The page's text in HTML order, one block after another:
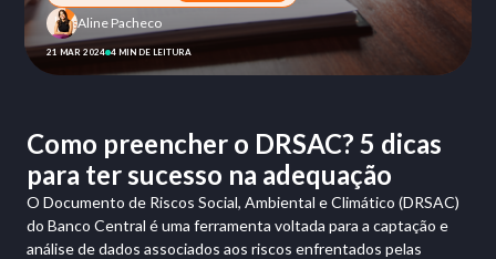
Aline Pacheco
21 MAR 2024 4 MIN DE LEITURA
Como preencher o DRSAC? 5 dicas
para ter sucesso na adequação
O Documento de Riscos Social, Ambiental e Climático (DRSAC)
do Banco Central é uma ferramenta voltada para a captação e
análise de dados associados aos riscos enfrentados pelas